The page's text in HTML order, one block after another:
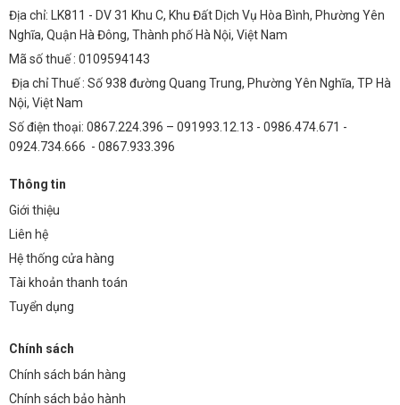
Địa chỉ: LK811 - DV 31 Khu C, Khu Đất Dịch Vụ Hòa Bình, Phường Yên
Nghĩa, Quận Hà Đông, Thành phố Hà Nội, Việt Nam
Mã số thuế : 0109594143
Địa chỉ Thuế : Số 938 đường Quang Trung, Phường Yên Nghĩa, TP Hà
Nội, Việt Nam
Số điện thoại: 0867.224.396 – 091993.12.13 - 0986.474.671 -
0924.734.666 - 0867.933.396
Thông tin
Giới thiệu
Liên hệ
Hệ thống cửa hàng
Tài khoản thanh toán
Tuyển dụng
Chính sách
Chính sách bán hàng
Chính sách bảo hành